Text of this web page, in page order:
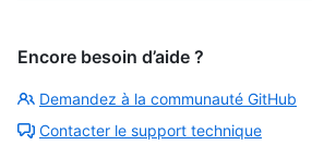
Encore besoin d’aide ?
Demandez à la communauté GitHub
Contacter le support technique